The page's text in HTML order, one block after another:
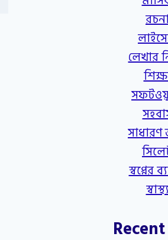
লেখার
সাধারণ
স্বপ্নের